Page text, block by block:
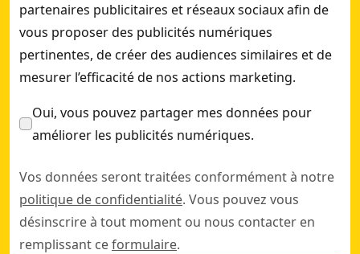
partenaires publicitaires et réseaux sociaux afin de
vous proposer des publicités numériques
pertinentes, de créer des audiences similaires et de
mesurer l’efficacité de nos actions marketing.
Oui, vous pouvez partager mes données pour
améliorer les publicités numériques.
Vos données seront traitées conformément à notre
politique de confidentialité. Vous pouvez vous
désinscrire à tout moment ou nous contacter en
remplissant ceformulaire.